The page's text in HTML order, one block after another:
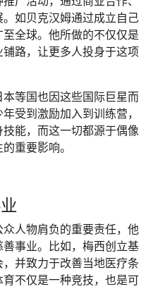
如贝克汉姆通过成立自己
全球。他所做的不仅仅是
路，让更多人投身于这项
等国也因这些国际巨星而
受到激励加入到训练营，
能，而这一切都源于偶像
重要影响。
人物肩负的重要责任，他
事业。比如，梅西创立基
并致力于改善当地医疗条
不仅是一种竞技，也是可